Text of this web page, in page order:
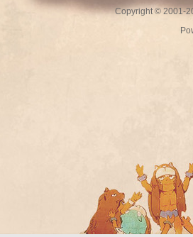
Copyright © 2001-